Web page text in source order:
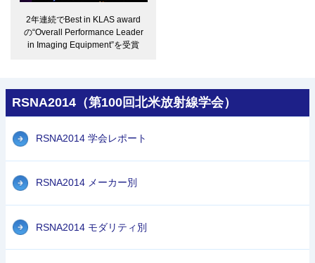
2年連続でBest in KLAS award
の“Overall Performance Leader
in Imaging Equipment”を受賞
RSNA2014（第100回北米放射線学会）
RSNA2014 学会レポート
RSNA2014 メーカー別
RSNA2014 モダリティ別